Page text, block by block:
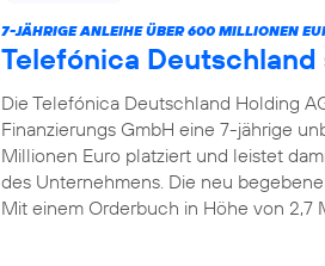
7-JÄHRIGE ANLEIHE ÜBER 600 MILLIONEN
Telefónica
Die Telefónica Deutschland Holding
Finanzierungs GmbH eine 7-jährige
Millionen Euro platziert und leistet
des Unternehmens. Die neu
Mit einem Orderbuch in Höhe von 2,7